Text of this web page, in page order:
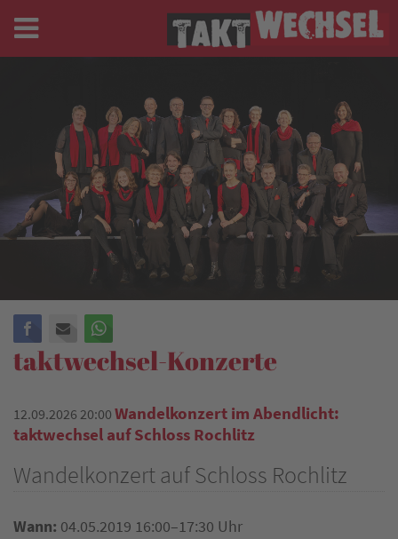
Facebook
E-mail
taktwechsel-Konzerte
12.09.2026 20:00 Wandelkonzert im Abendlicht:
taktwechsel auf Schloss Rochlitz
Wandelkonzert auf Schloss Rochlitz
Wann: 04.05.2019 16:00–17:30 Uhr